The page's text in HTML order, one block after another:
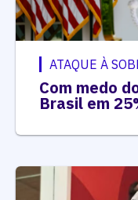
ATAQUE À
Com medo
Brasil em